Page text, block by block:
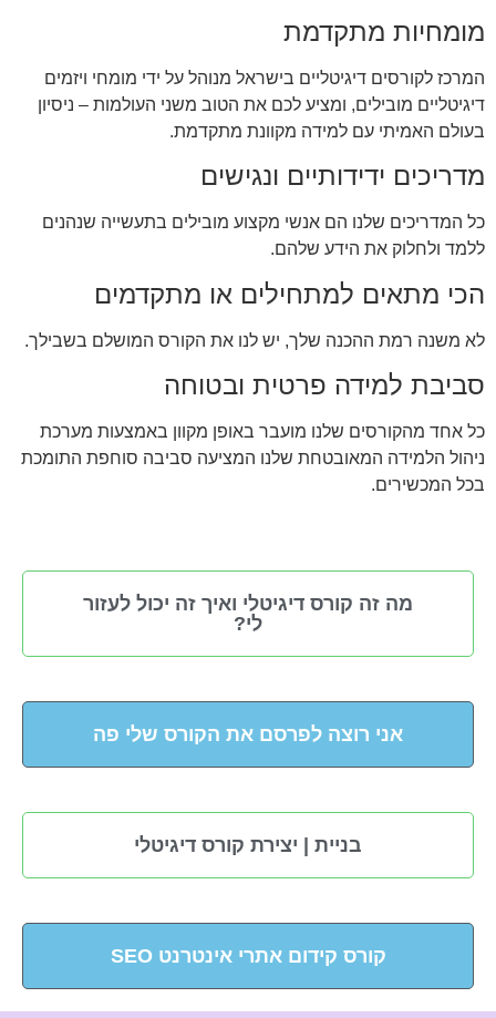
מומחיות מתקדמת
המרכז לקורסים דיגיטליים בישראל מנוהל על ידי מומחי ויזמים
דיגיטליים מובילים, ומציע לכם את הטוב משני העולמות – ניסיון
בעולם האמיתי עם למידה מקוונת מתקדמת.
מדריכים ידידותיים ונגישים
כל המדריכים שלנו הם אנשי מקצוע מובילים בתעשייה שנהנים
ללמד ולחלוק את הידע שלהם.
הכי מתאים למתחילים או מתקדמים
לא משנה רמת ההכנה שלך, יש לנו את הקורס המושלם בשבילך.
סביבת למידה פרטית ובטוחה
כל אחד מהקורסים שלנו מועבר באופן מקוון באמצעות מערכת
ניהול הלמידה המאובטחת שלנו המציעה סביבה סוחפת התומכת
בכל המכשירים.
מה זה קורס דיגיטלי ואיך זה יכול לעזור
לי?
אני רוצה לפרסם את הקורס שלי פה
בניית | יצירת קורס דיגיטלי
קורס קידום אתרי אינטרנט SEO